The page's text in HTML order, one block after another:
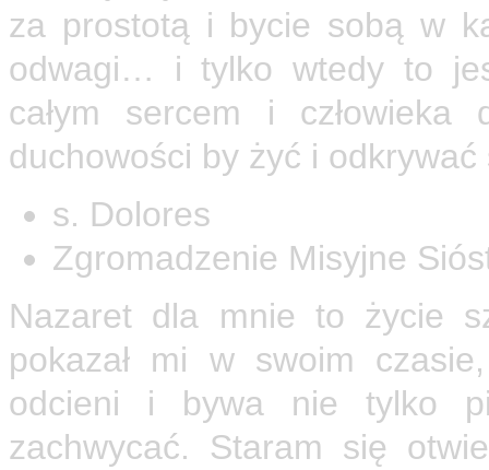
za prostotą i bycie sobą w
odwagi… i tylko wtedy to
całym sercem i
duchowości by żyć i odkrywać
s. Dolores
Zgromadzenie Misyjne
Nazaret dla mnie to życie
pokazał mi w swoim
odcieni i bywa nie tylko
zachwycać. Staram się